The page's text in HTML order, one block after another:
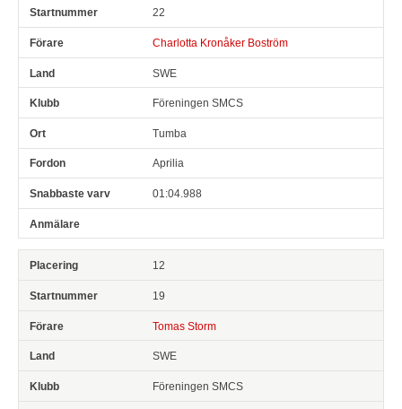
22
Charlotta Kronåker Boström
SWE
Föreningen SMCS
Tumba
Aprilia
01:04.988
12
19
Tomas Storm
SWE
Föreningen SMCS